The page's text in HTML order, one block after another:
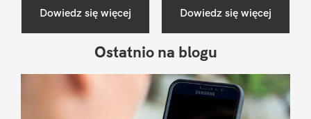
Dowiedz się więcej Dowiedz się więcej
Sidebar
Ostatnio na blogu